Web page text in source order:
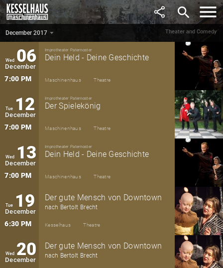
search
Theater and Comedy
7:00 PM Maschinenhaus Theatre
December 2017
Wed 06
December
7:00 PM
Improtheater Paternoster
Dein Held - Deine Geschichte
Maschinenhaus Theatre
Tue 12
December
7:00 PM
Improtheater Paternoster
Der Spielekönig
Maschinenhaus Theatre
Wed 13
December
7:00 PM
Improtheater Paternoster
Dein Held - Deine Geschichte
Maschinenhaus Theatre
Tue 19
December
6:30 PM
Der gute Mensch von Downtown
nach Bertolt Brecht
Kesselhaus Theatre
Wed 20
December
Der gute Mensch von Downtown
nach Bertolt Brecht
December 2017 ▼